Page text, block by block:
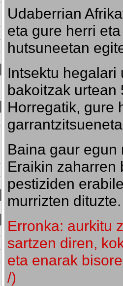
Udaberrian
eta gure herri
hutsuneetan
Intsektu hegalari
bakoitzak urtean
Horregatik, gure
Baina gaur egun
Eraikin zaharren
pestiziden
murrizten dituzte.
Erronka: aurkitu
sartzen diren,
eta enarak
/)